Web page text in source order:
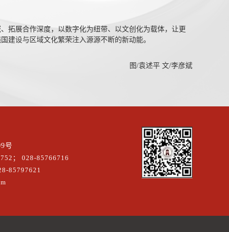
拓展合作深度，以数字化为纽带、以文创化为载体，让更
建设与区域文化繁荣注入源源不断的新动能。
图/袁述平 文/李彦斌
号
； 028-85766716
85797621